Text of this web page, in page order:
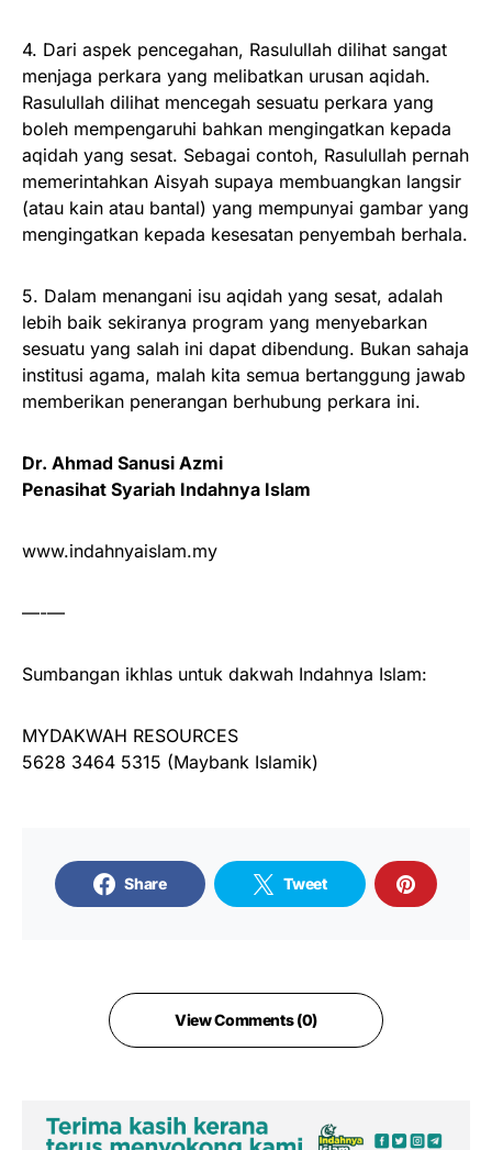
4. Dari aspek pencegahan, Rasulullah dilihat sangat
menjaga perkara yang melibatkan urusan aqidah.
Rasulullah dilihat mencegah sesuatu perkara yang
boleh mempengaruhi bahkan mengingatkan kepada
aqidah yang sesat. Sebagai contoh, Rasulullah pernah
memerintahkan Aisyah supaya membuangkan langsir
(atau kain atau bantal) yang mempunyai gambar yang
mengingatkan kepada kesesatan penyembah berhala.
5. Dalam menangani isu aqidah yang sesat, adalah
lebih baik sekiranya program yang menyebarkan
sesuatu yang salah ini dapat dibendung. Bukan sahaja
institusi agama, malah kita semua bertanggung jawab
memberikan penerangan berhubung perkara ini.
Dr. Ahmad Sanusi Azmi
Penasihat Syariah Indahnya Islam
www.indahnyaislam.my
—-—
Sumbangan ikhlas untuk dakwah Indahnya Islam:
MYDAKWAH RESOURCES
5628 3464 5315 (Maybank Islamik)
Share Tweet
View Comments (0)